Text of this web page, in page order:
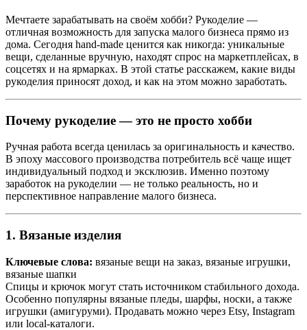
Мечтаете зарабатывать на своём хобби? Рукоделие —
отличная возможность для запуска малого бизнеса прямо из
дома. Сегодня hand-made ценится как никогда: уникальные
вещи, сделанные вручную, находят спрос на маркетплейсах, в
соцсетях и на ярмарках. В этой статье расскажем, какие виды
рукоделия приносят доход, и как на этом можно заработать.
Почему рукоделие — это не просто хобби
Ручная работа всегда ценилась за оригинальность и качество.
В эпоху массового производства потребитель всё чаще ищет
индивидуальный подход и эксклюзив. Именно поэтому
заработок на рукоделии — не только реальность, но и
перспективное направление малого бизнеса.
1. Вязаные изделия
Ключевые слова: вязаные вещи на заказ, вязаные игрушки,
вязаные шапки
Спицы и крючок могут стать источником стабильного дохода.
Особенно популярны вязаные пледы, шарфы, носки, а также
игрушки (амигуруми). Продавать можно через Etsy, Instagram
или local-каталоги.